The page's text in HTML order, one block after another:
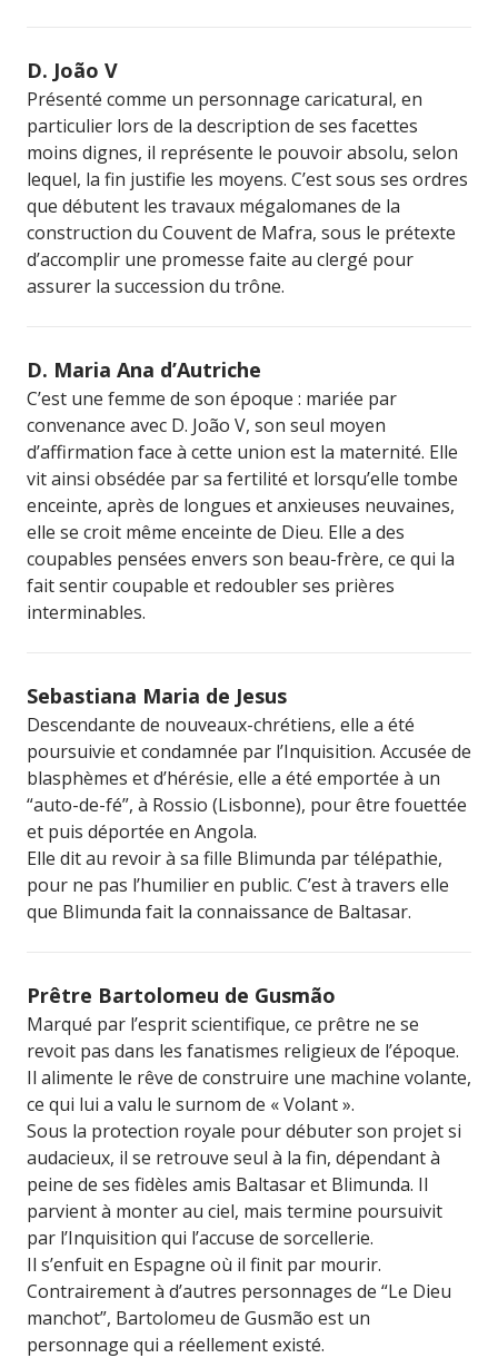
D. João V
Présenté comme un personnage caricatural, en
particulier lors de la description de ses facettes
moins dignes, il représente le pouvoir absolu, selon
lequel, la fin justifie les moyens. C’est sous ses ordres
que débutent les travaux mégalomanes de la
construction du Couvent de Mafra, sous le prétexte
d’accomplir une promesse faite au clergé pour
assurer la succession du trône.
D. Maria Ana d’Autriche
C’est une femme de son époque : mariée par
convenance avec D. João V, son seul moyen
d’affirmation face à cette union est la maternité. Elle
vit ainsi obsédée par sa fertilité et lorsqu’elle tombe
enceinte, après de longues et anxieuses neuvaines,
elle se croit même enceinte de Dieu. Elle a des
coupables pensées envers son beau-frère, ce qui la
fait sentir coupable et redoubler ses prières
interminables.
Sebastiana Maria de Jesus
Descendante de nouveaux-chrétiens, elle a été
poursuivie et condamnée par l’Inquisition. Accusée de
blasphèmes et d’hérésie, elle a été emportée à un
“auto-de-fé”, à Rossio (Lisbonne), pour être fouettée
et puis déportée en Angola.
Elle dit au revoir à sa fille Blimunda par télépathie,
pour ne pas l’humilier en public. C’est à travers elle
que Blimunda fait la connaissance de Baltasar.
Prêtre Bartolomeu de Gusmão
Marqué par l’esprit scientifique, ce prêtre ne se
revoit pas dans les fanatismes religieux de l’époque.
Il alimente le rêve de construire une machine volante,
ce qui lui a valu le surnom de « Volant ».
Sous la protection royale pour débuter son projet si
audacieux, il se retrouve seul à la fin, dépendant à
peine de ses fidèles amis Baltasar et Blimunda. Il
parvient à monter au ciel, mais termine poursuivit
par l’Inquisition qui l’accuse de sorcellerie.
Il s’enfuit en Espagne où il finit par mourir.
Contrairement à d’autres personnages de “Le Dieu
manchot”, Bartolomeu de Gusmão est un
personnage qui a réellement existé.